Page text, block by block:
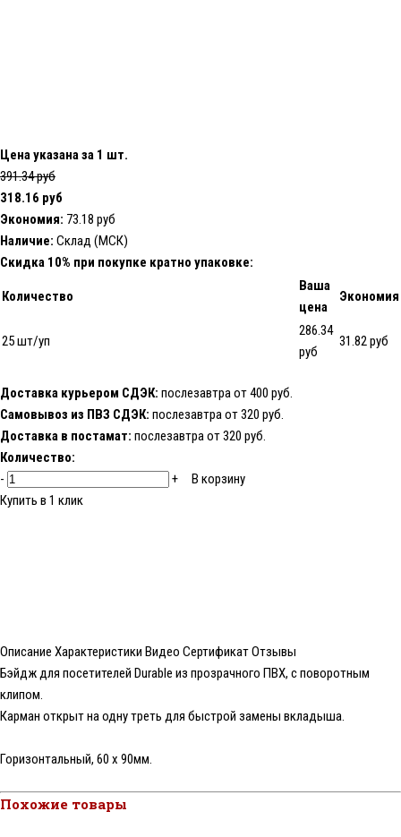
Цена указана за 1 шт.
391.34 руб
318.16 руб
Экономия: 73.18 руб
Наличие: Склад (МСК)
Скидка 10% при покупке кратно упаковке:
Количество
Ваша
цена
Экономия
25 шт/уп
286.34
руб
31.82 руб
Доставка курьером СДЭК: послезавтра от 400 руб.
Самовывоз из ПВЗ СДЭК: послезавтра от 320 руб.
Доставка в постамат: послезавтра от 320 руб.
Количество:
-
+
В корзину
Купить в 1 клик
Описание Характеристики Видео СертификатОтзывы
Бэйдж для посетителей Durable из прозрачного ПВХ, с поворотным
клипом.
Карман открыт на одну треть для быстрой замены вкладыша.
Горизонтальный, 60 x 90мм.
Похожие товары